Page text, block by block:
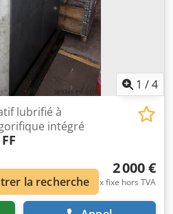
1 /4
lubrifié à
intégré
2 000 €
prix fixe hors TVA
la recherche